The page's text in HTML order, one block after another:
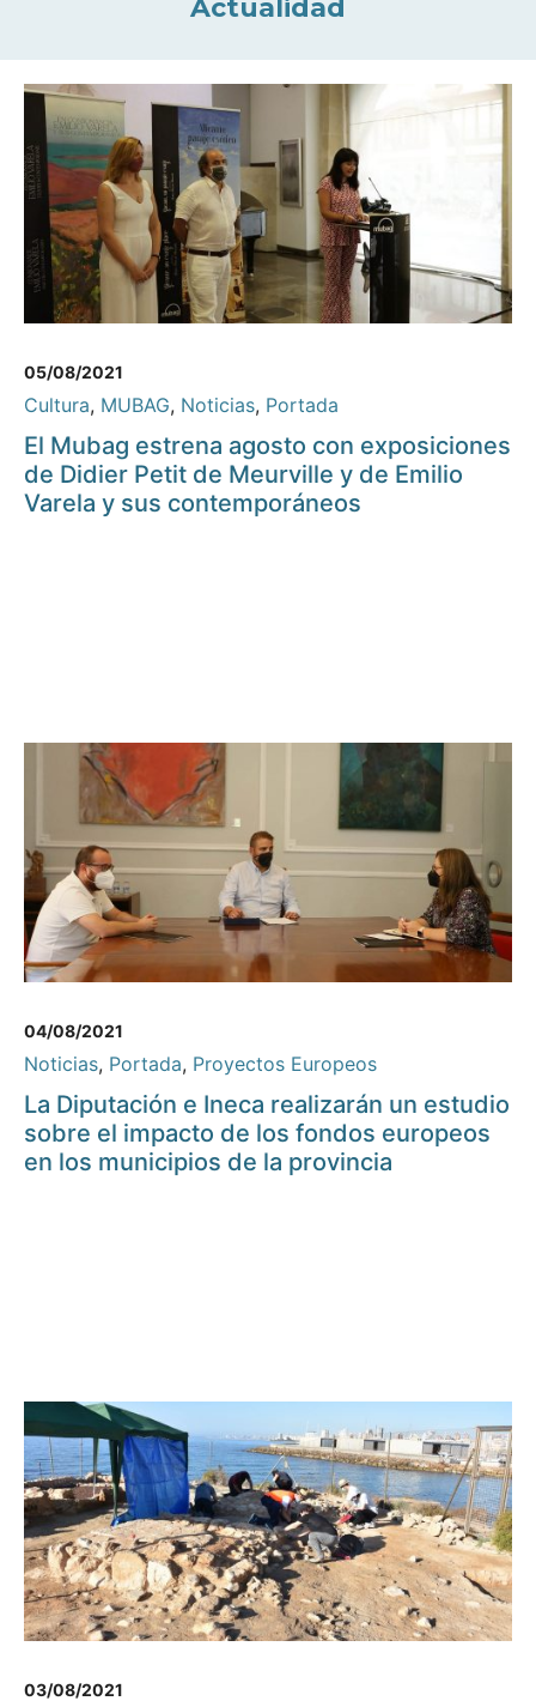
Actualidad
05/08/2021
Cultura, MUBAG, Noticias, Portada
El Mubag estrena agosto con exposiciones
de Didier Petit de Meurville y de Emilio
Varela y sus contemporáneos
04/08/2021
Noticias, Portada, Proyectos Europeos
La Diputación e Ineca realizarán un estudio
sobre el impacto de los fondos europeos
en los municipios de la provincia
03/08/2021